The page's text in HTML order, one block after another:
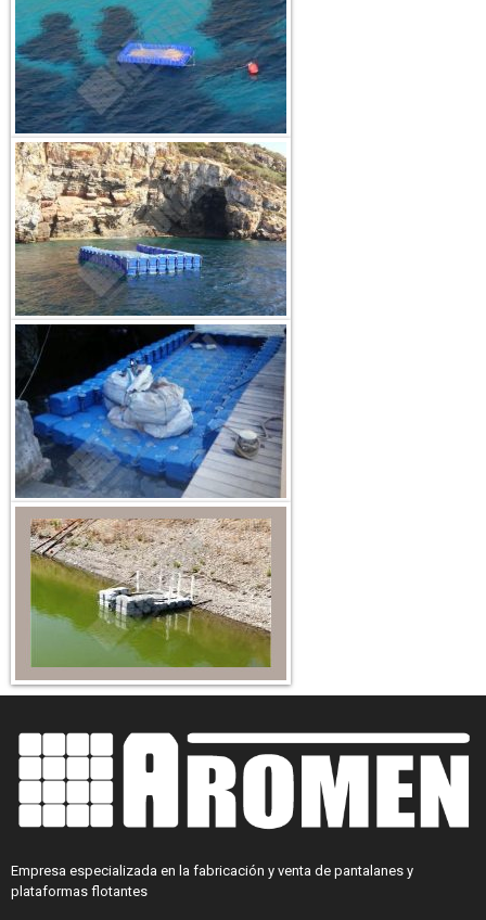
Empresa especializada en la fabricación y venta de pantalanes y
plataformas flotantes